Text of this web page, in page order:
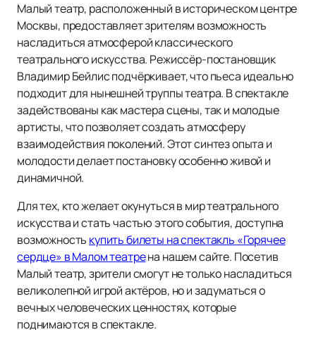
Малый театр, расположенный в историческом центре
Москвы, предоставляет зрителям возможность
насладиться атмосферой классического
театрального искусства. Режиссёр-постановщик
Владимир Бейлис подчёркивает, что пьеса идеально
подходит для нынешней труппы театра. В спектакле
задействованы как мастера сцены, так и молодые
артисты, что позволяет создать атмосферу
взаимодействия поколений. Этот синтез опыта и
молодости делает постановку особенно живой и
динамичной.
Для тех, кто желает окунуться в мир театрального
искусства и стать частью этого события, доступна
возможность купить билеты на спектакль «Горячее
сердце» в Малом театрена нашем сайте. Посетив
Малый театр, зрители смогут не только насладиться
великолепной игрой актёров, но и задуматься о
вечных человеческих ценностях, которые
поднимаются в спектакле.